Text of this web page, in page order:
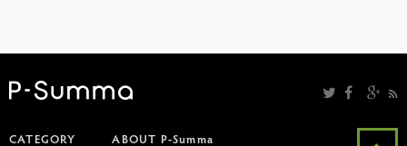
CATEGORY ABOUT P-Summa